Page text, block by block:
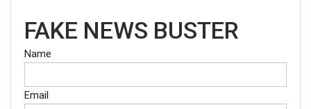
FAKE NEWS BUSTER
Name
Email